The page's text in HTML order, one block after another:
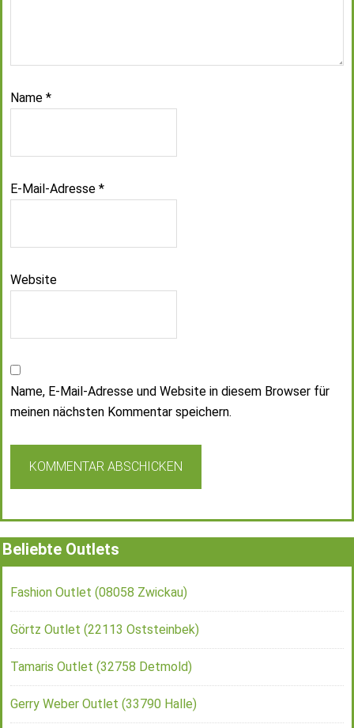
Name *
E-Mail-Adresse *
Website
Name, E-Mail-Adresse und Website in diesem Browser für
meinen nächsten Kommentar speichern.
Beliebte Outlets
Fashion Outlet (08058 Zwickau)
Görtz Outlet (22113 Oststeinbek)
Tamaris Outlet (32758 Detmold)
Gerry Weber Outlet (33790 Halle)